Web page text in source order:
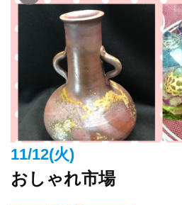
11/12(火)
おしゃれ市場